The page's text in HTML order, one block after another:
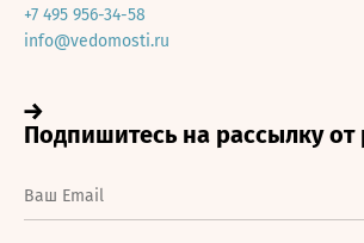
+7 495 956-34-58
info@vedomosti.ru